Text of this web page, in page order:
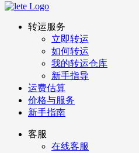
转运服务
立即转运
如何转运
我的转运仓库
新手指导
运费估算
价格与服务
新手指南
客服
在线客服